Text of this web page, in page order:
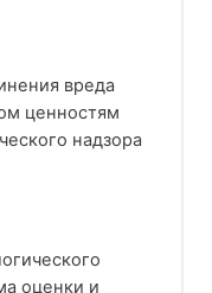
вреда
ценностям
надзора
оценки и